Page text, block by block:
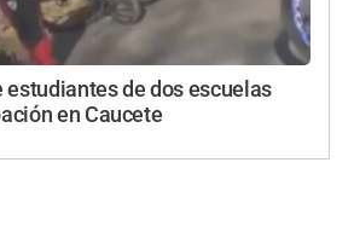
estudiantes de dos escuelas
en Caucete